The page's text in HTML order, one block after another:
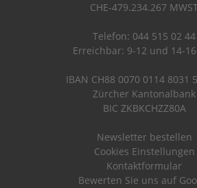
CHE-479.234.267
Telefon: 044 515 02 44
Erreichbar: 9-12 und 14-
IBAN CH88 0070 0114 8031
Zürcher Kantonalbank
BIC ZKBKCHZZ80A
Newsletter bestellen
Cookies Einstellungen
Kontaktformular
Bewerten Sie uns auf